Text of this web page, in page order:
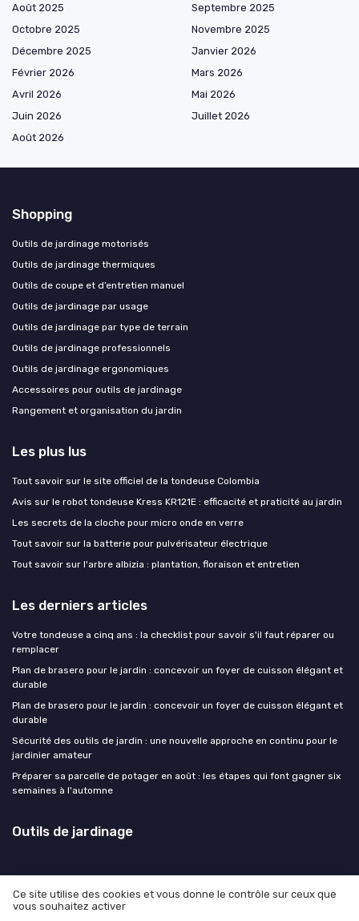
Août 2025
Septembre 2025
Octobre 2025
Novembre 2025
Décembre 2025
Janvier 2026
Février 2026
Mars 2026
Avril 2026
Mai 2026
Juin 2026
Juillet 2026
Août 2026
Shopping
Outils de jardinage motorisés
Outils de jardinage thermiques
Outils de coupe et d’entretien manuel
Outils de jardinage par usage
Outils de jardinage par type de terrain
Outils de jardinage professionnels
Outils de jardinage ergonomiques
Accessoires pour outils de jardinage
Rangement et organisation du jardin
Les plus lus
Tout savoir sur le site officiel de la tondeuse Colombia
Avis sur le robot tondeuse Kress KR121E : efficacité et praticité au jardin
Les secrets de la cloche pour micro onde en verre
Tout savoir sur la batterie pour pulvérisateur électrique
Tout savoir sur l'arbre albizia : plantation, floraison et entretien
Les derniers articles
Votre tondeuse a cinq ans : la checklist pour savoir s'il faut réparer ou
remplacer
Plan de brasero pour le jardin : concevoir un foyer de cuisson élégant et
durable
Plan de brasero pour le jardin : concevoir un foyer de cuisson élégant et
durable
Sécurité des outils de jardin : une nouvelle approche en continu pour le
jardinier amateur
Préparer sa parcelle de potager en août : les étapes qui font gagner six
semaines à l'automne
Outils de jardinage
Mentions légales
Ce site utilise des cookies et vous donne le contrôle sur ceux que
vous souhaitez activer